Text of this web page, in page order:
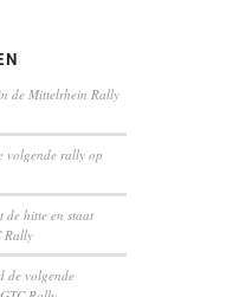
de Mittelrhein Rally
volgende rally op
de hitte en staat
Rally
de volgende